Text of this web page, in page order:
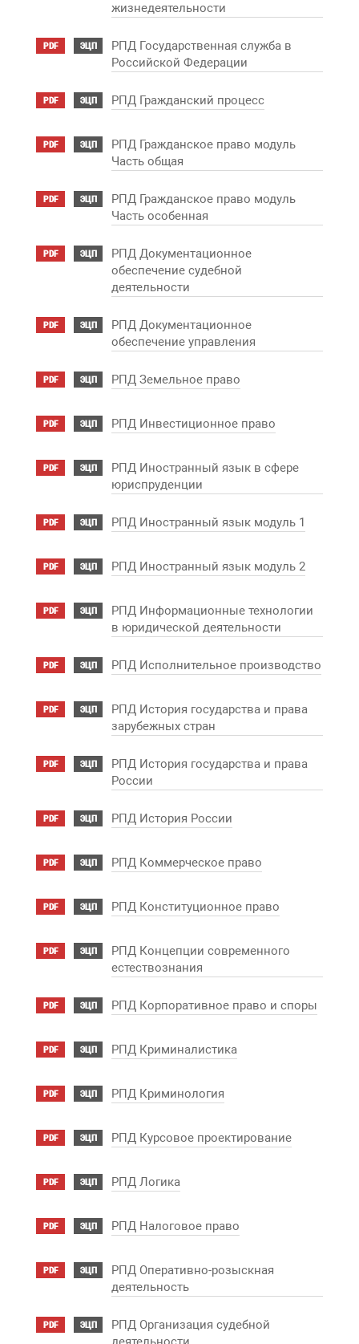
жизнедеятельности
PDF ЭЦП
РПД Государственная служба в
Российской Федерации
PDF ЭЦП РПД Гражданский процесс
PDF ЭЦП
РПД Гражданское право модуль
Часть общая
PDF ЭЦП
РПД Гражданское право модуль
Часть особенная
PDF ЭЦП
РПД Документационное
обеспечение судебной
деятельности
PDF ЭЦП
РПД Документационное
обеспечение управления
PDF ЭЦП РПД Земельное право
PDF ЭЦП РПД Инвестиционное право
PDF ЭЦП
РПД Иностранный язык в сфере
юриспруденции
PDF ЭЦП РПД Иностранный язык модуль 1
PDF ЭЦП РПД Иностранный язык модуль 2
PDF ЭЦП
РПД Информационные технологии
в юридической деятельности
PDF ЭЦП РПД Исполнительное производство
PDF ЭЦП
РПД История государства и права
зарубежных стран
PDF ЭЦП
РПД История государства и права
России
PDF ЭЦП РПД История России
PDF ЭЦП РПД Коммерческое право
PDF ЭЦП РПД Конституционное право
PDF ЭЦП
РПД Концепции современного
естествознания
PDF ЭЦП РПД Корпоративное право и споры
PDF ЭЦП РПД Криминалистика
PDF ЭЦП РПД Криминология
PDF ЭЦП РПД Курсовое проектирование
PDF ЭЦП РПД Логика
PDF ЭЦП РПД Налоговое право
PDF ЭЦП
РПД Оперативно-розыскная
деятельность
PDF ЭЦП
РПД Организация судебной